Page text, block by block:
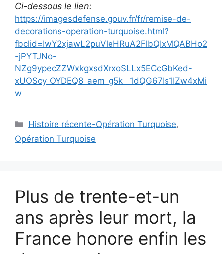
Ci-dessous le lien:
https://imagesdefense.gouv.fr/fr/remise-de-
decorations-operation-turquoise.html?
fbclid=IwY2xjawL2puVleHRuA2FlbQIxMQABHo2
-jPYTJNo-
NZg9ypecZZWxkgxsdXrxoSLLx5ECcGbKed-
xUOScy_OYDEQ8_aem_g5k__1dQG67Is1IZw4xMi
w
Catégories
Histoire récente-Opération Turquoise,
Opération Turquoise
Plus de trente-et-un
ans après leur mort, la
France honore enfin les